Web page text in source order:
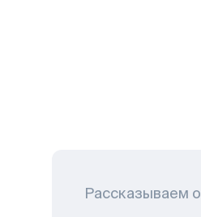
Рассказываем